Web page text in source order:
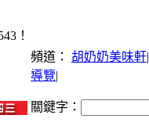
！
頻道： 胡奶奶美味軒|
導覽|
關鍵字：